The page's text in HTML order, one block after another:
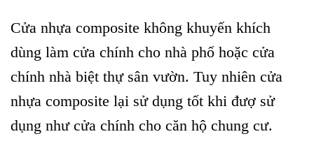
Cửa nhựa composite không khuyến khích
dùng làm cửa chính cho nhà phố hoặc cửa
chính nhà biệt thự sân vườn. Tuy nhiên cửa
nhựa composite lại sử dụng tốt khi đượ sử
dụng như cửa chính cho căn hộ chung cư.